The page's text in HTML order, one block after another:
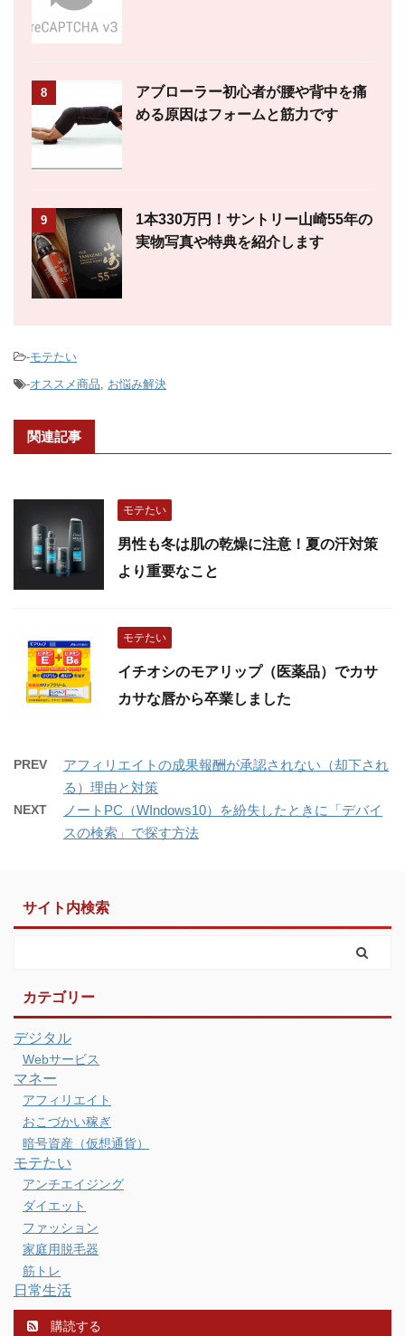
8
アブローラー初心者が腰や背中を痛
める原因はフォームと筋力です
9
1本330万円！サントリー山崎55年の
実物写真や特典を紹介します
-モテたい
-オススメ商品, お悩み解決
関連記事
モテたい
男性も冬は肌の乾燥に注意！夏の汗対策
より重要なこと
モテたい
イチオシのモアリップ（医薬品）でカサ
カサな唇から卒業しました
PREV
アフィリエイトの成果報酬が承認されない（却下され
る）理由と対策
NEXT
ノートPC（WIndows10）を紛失したときに「デバイ
スの検索」で探す方法
サイト内検索
カテゴリー
デジタル
Webサービス
マネー
アフィリエイト
おこづかい稼ぎ
暗号資産（仮想通貨）
モテたい
アンチエイジング
ダイエット
ファッション
家庭用脱毛器
筋トレ
日常生活
購読する